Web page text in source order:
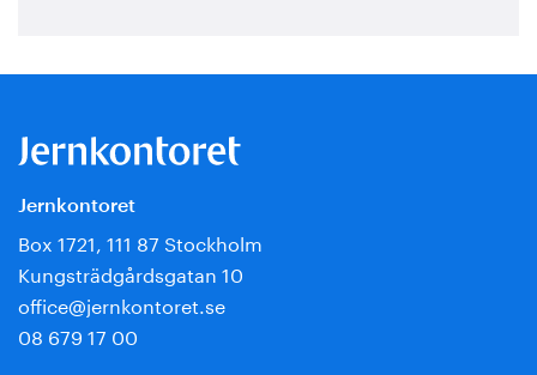
Jernkontoret
Box 1721, 111 87 Stockholm
Kungsträdgårdsgatan 10
office@jernkontoret.se
08 679 17 00